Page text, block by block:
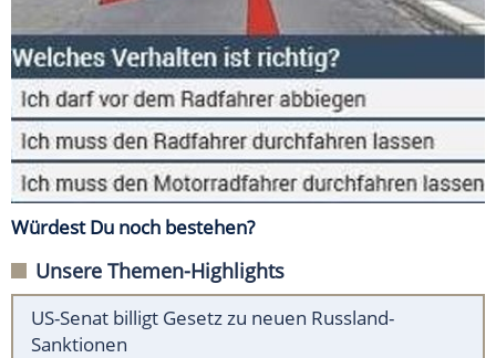
Würdest Du noch bestehen?
Unsere Themen-Highlights
US-Senat billigt Gesetz zu neuen Russland-
Sanktionen